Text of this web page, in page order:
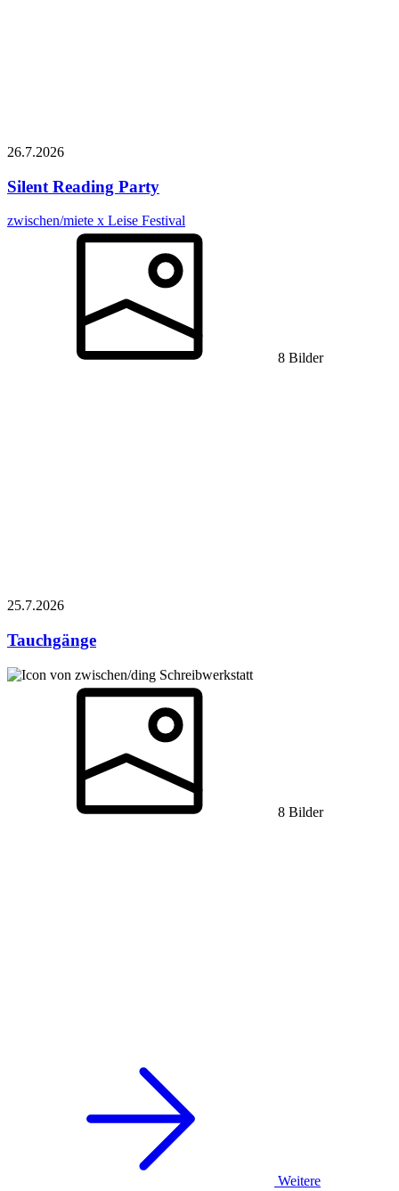
26.7.2026
Silent Reading Party
zwischen/miete x Leise Festival
8 Bilder
25.7.2026
Tauchgänge
Schreibwerkstatt
8 Bilder
Weitere